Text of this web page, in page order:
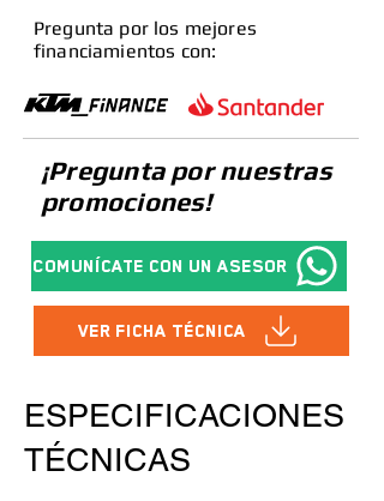
Pregunta por los mejores
financiamientos con:
¡Pregunta por nuestras
promociones!
Comunícate con un asesor
Ver Ficha Técnica
ESPECIFICACIONES
TÉCNICAS